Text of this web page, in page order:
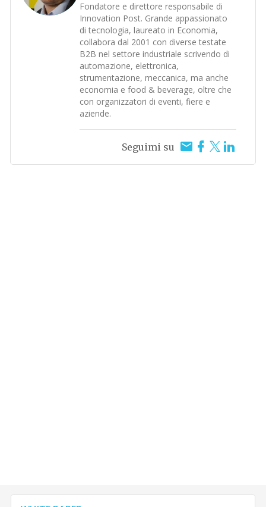
Fondatore e direttore responsabile di
Innovation Post. Grande appassionato
di tecnologia, laureato in Economia,
collabora dal 2001 con diverse testate
B2B nel settore industriale scrivendo di
automazione, elettronica,
strumentazione, meccanica, ma anche
economia e food & beverage, oltre che
con organizzatori di eventi, fiere e
aziende.
Seguimi su